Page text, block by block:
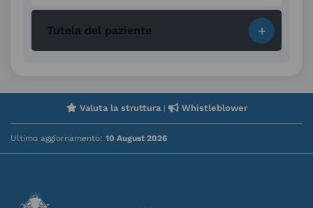
+
Tutela del paziente
Valuta la struttura| Whistleblower
Ultimo aggiornamento: 10 August 2026